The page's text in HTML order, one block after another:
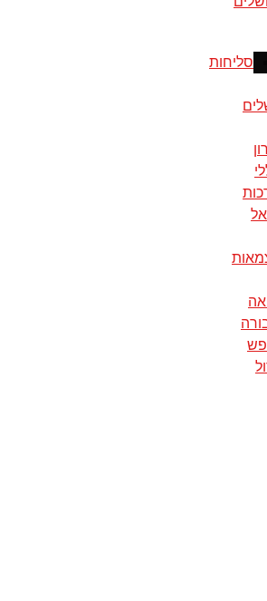
סליחות